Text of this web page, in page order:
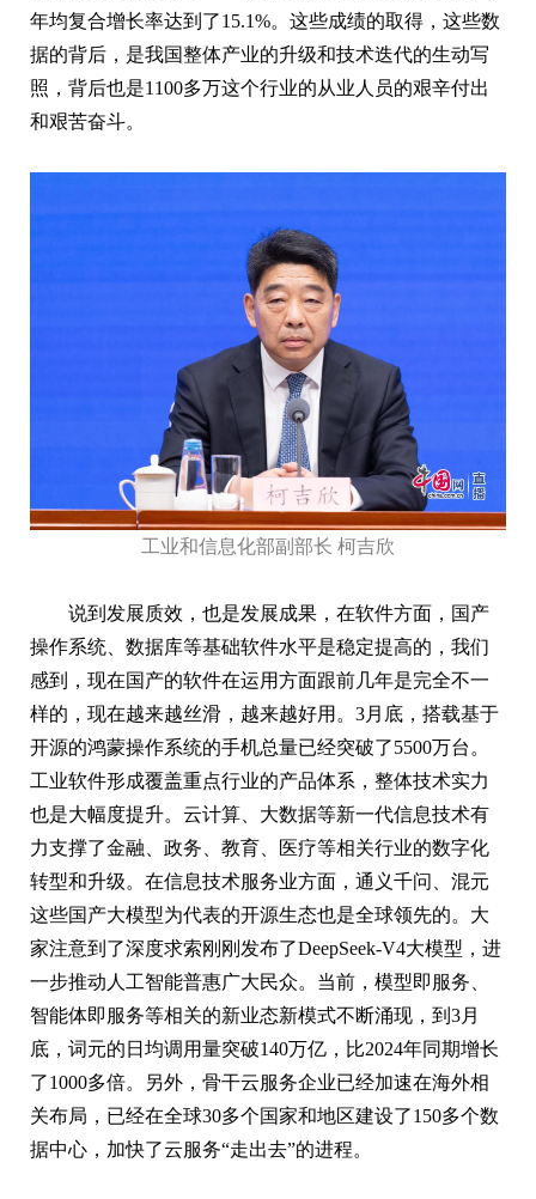
年均复合增长率达到了15.1%。这些成绩的取得，这些数
据的背后，是我国整体产业的升级和技术迭代的生动写
照，背后也是1100多万这个行业的从业人员的艰辛付出
和艰苦奋斗。
工业和信息化部副部长 柯吉欣
说到发展质效，也是发展成果，在软件方面，国产
操作系统、数据库等基础软件水平是稳定提高的，我们
感到，现在国产的软件在运用方面跟前几年是完全不一
样的，现在越来越丝滑，越来越好用。3月底，搭载基于
开源的鸿蒙操作系统的手机总量已经突破了5500万台。
工业软件形成覆盖重点行业的产品体系，整体技术实力
也是大幅度提升。云计算、大数据等新一代信息技术有
力支撑了金融、政务、教育、医疗等相关行业的数字化
转型和升级。在信息技术服务业方面，通义千问、混元
这些国产大模型为代表的开源生态也是全球领先的。大
家注意到了深度求索刚刚发布了DeepSeek-V4大模型，进
一步推动人工智能普惠广大民众。当前，模型即服务、
智能体即服务等相关的新业态新模式不断涌现，到3月
底，词元的日均调用量突破140万亿，比2024年同期增长
了1000多倍。另外，骨干云服务企业已经加速在海外相
关布局，已经在全球30多个国家和地区建设了150多个数
据中心，加快了云服务“走出去”的进程。